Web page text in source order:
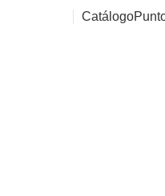
Catálogo